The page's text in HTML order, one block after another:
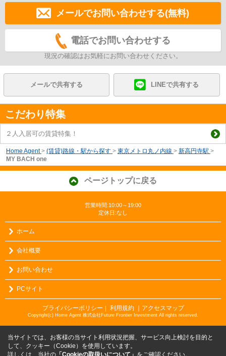
メールでお問い合わせする(無料)
電話でお問い合わせする
現況の確認はお気軽にお問い合わせください。
メールで共有する LINEで共有する
こだわり特集
２人入居可の賃貸特集！
Home Agent > (賃貸)路線・駅から探す > 東京メトロ丸ノ内線 > 新高円寺駅 >
MY BACH one
ページトップに戻る
営業時間:10:00～19:00
定休日:なし
ホーム
会社概要
お問い合わせ
PCサイト
プライバシーポリシー 利用規約 ｜アクセスマップ
Copyright(c) Home Agent 株式会社Future Frontier Investment All rights reserved.
当サイトでは、お客様の当サイト利用状況把握、サービス向上検討を目的と
して、クッキー（Cookie）を使用しています。
詳しくは、当社の 「Cookieの取扱いについて」 をご確認ください。